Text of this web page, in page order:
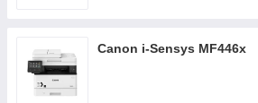
Canon i-Sensys MF446x